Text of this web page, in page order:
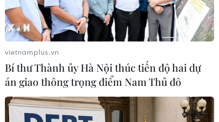
vietnamplus.vn
Bí thư Thành ủy Hà Nội thúc tiến độ hai dự
án giao thông trọng điểm Nam Thủ đô